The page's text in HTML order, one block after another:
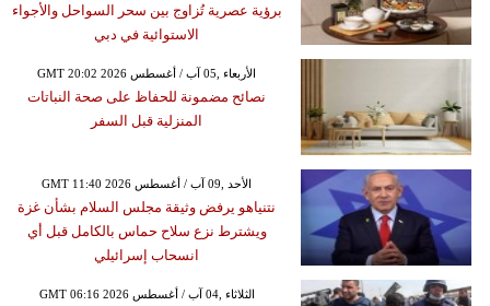
برؤية عصرية تُزاوج بين سحر السواحل والأجواء
الاستوائية في دبي
GMT 20:02 2026 الأربعاء ,05 آب / أغسطس
نصائح مضمونة للحفاظ على صحة النباتات
المنزلية قبل السفر
GMT 11:40 2026 الأحد ,09 آب / أغسطس
نتنياهو يرفض وثيقة مجلس السلام بشأن غزة
ويشترط نزع سلاح حماس بالكامل قبل أي
انسحاب إسرائيلي
GMT 06:16 2026 الثلاثاء ,04 آب / أغسطس